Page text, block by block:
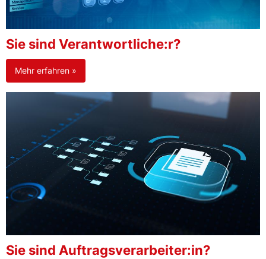
Sie sind Verantwortliche:r?
Mehr erfahren »
Sie sind Auftragsverarbeiter:in?